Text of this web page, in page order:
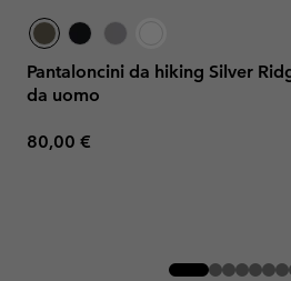
Pantaloncini da hiking Silver
da uomo
Regular price:
80,00 €